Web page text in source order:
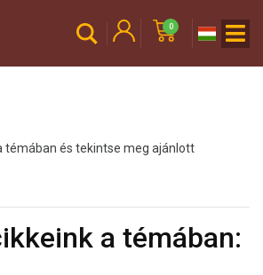
0
témában és tekintse meg ajánlott
a témában: